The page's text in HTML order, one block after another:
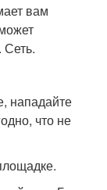
вам
нападайте
что не